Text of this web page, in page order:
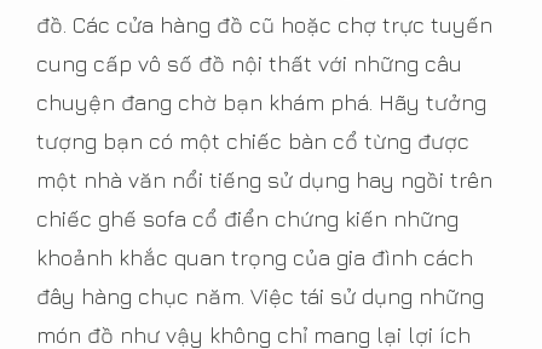
đồ. Các cửa hàng đồ cũ hoặc chợ trực tuyến
cung cấp vô số đồ nội thất với những câu
chuyện đang chờ bạn khám phá. Hãy tưởng
tượng bạn có một chiếc bàn cổ từng được
một nhà văn nổi tiếng sử dụng hay ngồi trên
chiếc ghế sofa cổ điển chứng kiến những
khoảnh khắc quan trọng của gia đình cách
đây hàng chục năm. Việc tái sử dụng những
món đồ như vậy không chỉ mang lại lợi ích